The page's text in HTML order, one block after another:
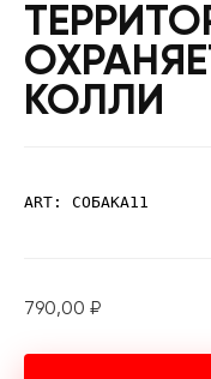
КОЛЛИ
ART: СОБАКА11
790,00 ₽